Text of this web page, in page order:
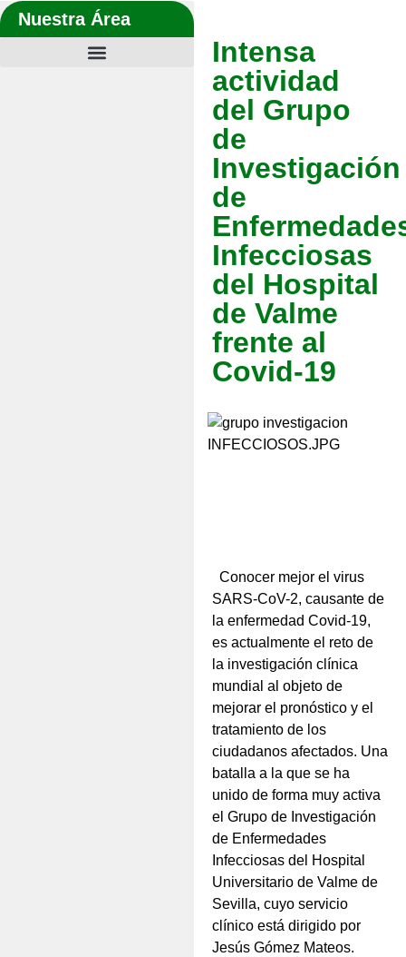
Nuestra Área
Intensa
actividad
del Grupo
de
Investigación
de
Infecciosas
del Hospital
de Valme
frente al
Covid-19
Conocer mejor el virus
SARS-CoV-2, causante de
la enfermedad Covid-19,
es actualmente el reto de
la investigación clínica
mundial al objeto de
mejorar el pronóstico y el
tratamiento de los
ciudadanos afectados. Una
batalla a la que se ha
unido de forma muy activa
el Grupo de Investigación
de Enfermedades
Infecciosas del Hospital
Universitario de Valme de
Sevilla, cuyo servicio
clínico está dirigido por
Jesús Gómez Mateos.